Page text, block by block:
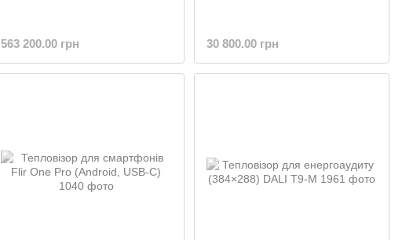
563 200.00 грн 30 800.00 грн